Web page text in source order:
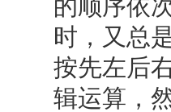
的顺序依
时，又总
按先左后
辑运算，